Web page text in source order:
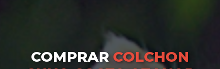
COMPRAR COLCHON